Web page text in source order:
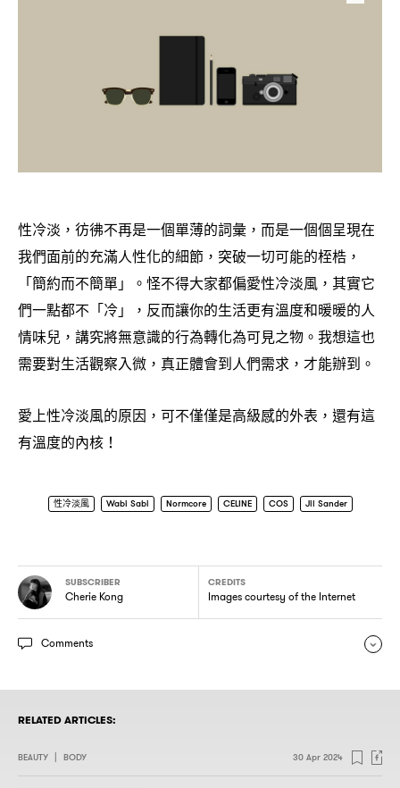
性冷淡 ， 彷彿不再是一個單薄的詞彙 ， 而是一個個呈現在
我們面前的充滿人性化的細節 ， 突破一切可能的桎梏 ，
「簡約而不簡單」。怪不得大家都偏愛性冷淡風 ， 其實它
們一點都不「冷」
， 反而讓你的生活更有溫度和暖暖的人
情味兒 ， 講究將無意識的行為轉化為可見之物。我想這也
需要對生活觀察入微 ， 真正體會到人們需求 ， 才能辦到。
愛上性冷淡風的原因 ， 可不僅僅是高級感的外表 ， 還有這
有溫度的內核 ！
性冷淡風 Wabi Sabi Normcore CELINE COS Jil Sander
SUBSCRIBER
Cherie Kong
CREDITS
Images courtesy of the Internet
Comments
RELATED ARTICLES:
BEAUTY BODY 30 Apr 2024